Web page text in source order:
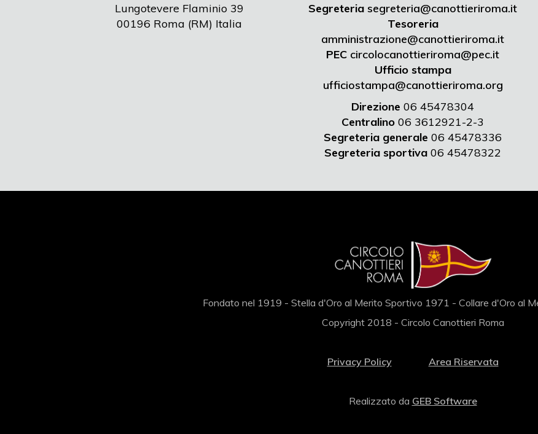
Lungotevere Flaminio 39
00196 Roma (RM) Italia
Segreteria segreteria@canottieriroma.it
Tesoreria
amministrazione@canottieriroma.it
PEC circolocanottieriroma@pec.it
Ufficio stampa
ufficiostampa@canottieriroma.org
Direzione 06 45478304
Centralino 06 3612921-2-3
Segreteria generale 06 45478336
Segreteria sportiva 06 45478322
Fondato nel 1919 - Stella d'Oro al Merito Sportivo 1971 - Collare d'Oro al
Copyright 2018 - Circolo Canottieri Roma
Privacy Policy Area Riservata
Realizzato da GEB Software